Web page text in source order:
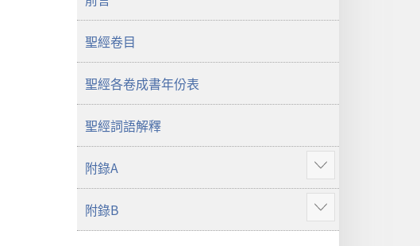
經
世
界
譯
界
本
多
聖經卷目
聖經各卷成書年份表
聖經詞語解釋
附錄A
顯
示
更
多
附錄B
顯
示